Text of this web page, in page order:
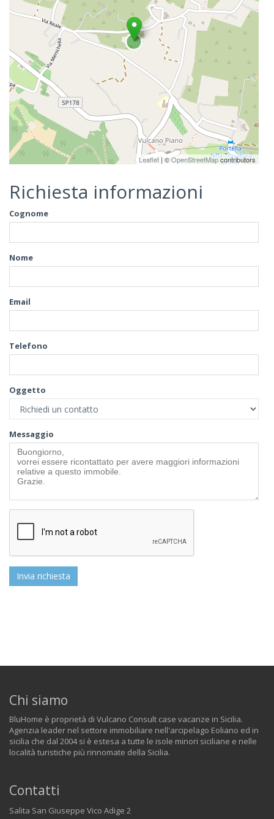
Leaflet| ©OpenStreetMapcontributors
Richiesta informazioni
Cognome
Nome
Email
Telefono
Oggetto
Messaggio
Invia richiesta
Chi siamo
BluHome è proprietà di Vulcano Consult case vacanze in Sicilia.
Agenzia leader nel settore immobiliare nell'arcipelago Eoliano ed in
sicilia che dal 2004 si è estesa a tutte le isole minori siciliane e nelle
località turistiche più rinnomate della Sicilia.
Contatti
Salita San Giuseppe Vico Adige 2